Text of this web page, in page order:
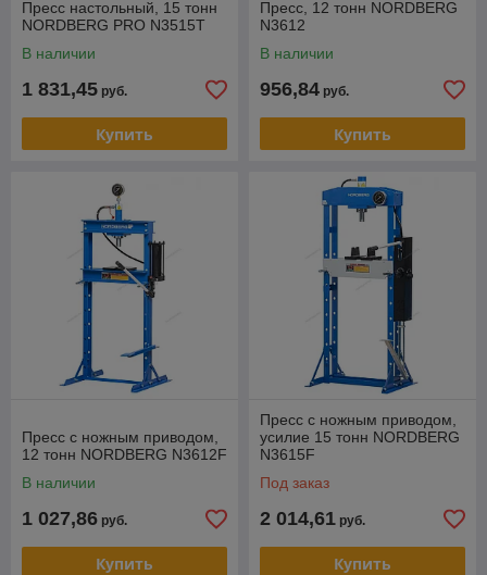
Пресс настольный, 15 тонн
NORDBERG PRO N3515T
В наличии
1 831,45 руб.
Купить
Пресс, 12 тонн NORDBERG
N3612
В наличии
956,84 руб.
Купить
Пресс с ножным приводом,
12 тонн NORDBERG N3612F
В наличии
1 027,86 руб.
Купить
Пресс с ножным приводом,
усилие 15 тонн NORDBERG
N3615F
Под заказ
2 014,61 руб.
Купить